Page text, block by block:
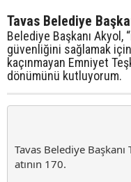
Tavas Belediye
Belediye Başkanı
güvenliğini sağlamak
kaçınmayan Emniyet
dönümünü kutluyorum.
Tavas Belediye
atının 170.